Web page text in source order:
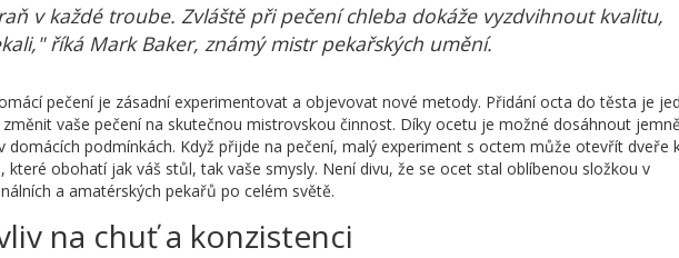
v každé troube. Zvláště při pečení chleba dokáže vyzdvihnout kvalitu,
říká Mark Baker, známý mistr pekařských umění.
pečení je zásadní experimentovat a objevovat nové metody. Přidání octa do těsta je
vaše pečení na skutečnou mistrovskou činnost. Díky ocetu je možné dosáhnout
domácích podmínkách. Když přijde na pečení, malý experiment s octem může otevřít dveře
které obohatí jak váš stůl, tak vaše smysly. Není divu, že se ocet stal oblíbenou složkou v
a amatérských pekařů po celém světě.
na chuť a konzistenci